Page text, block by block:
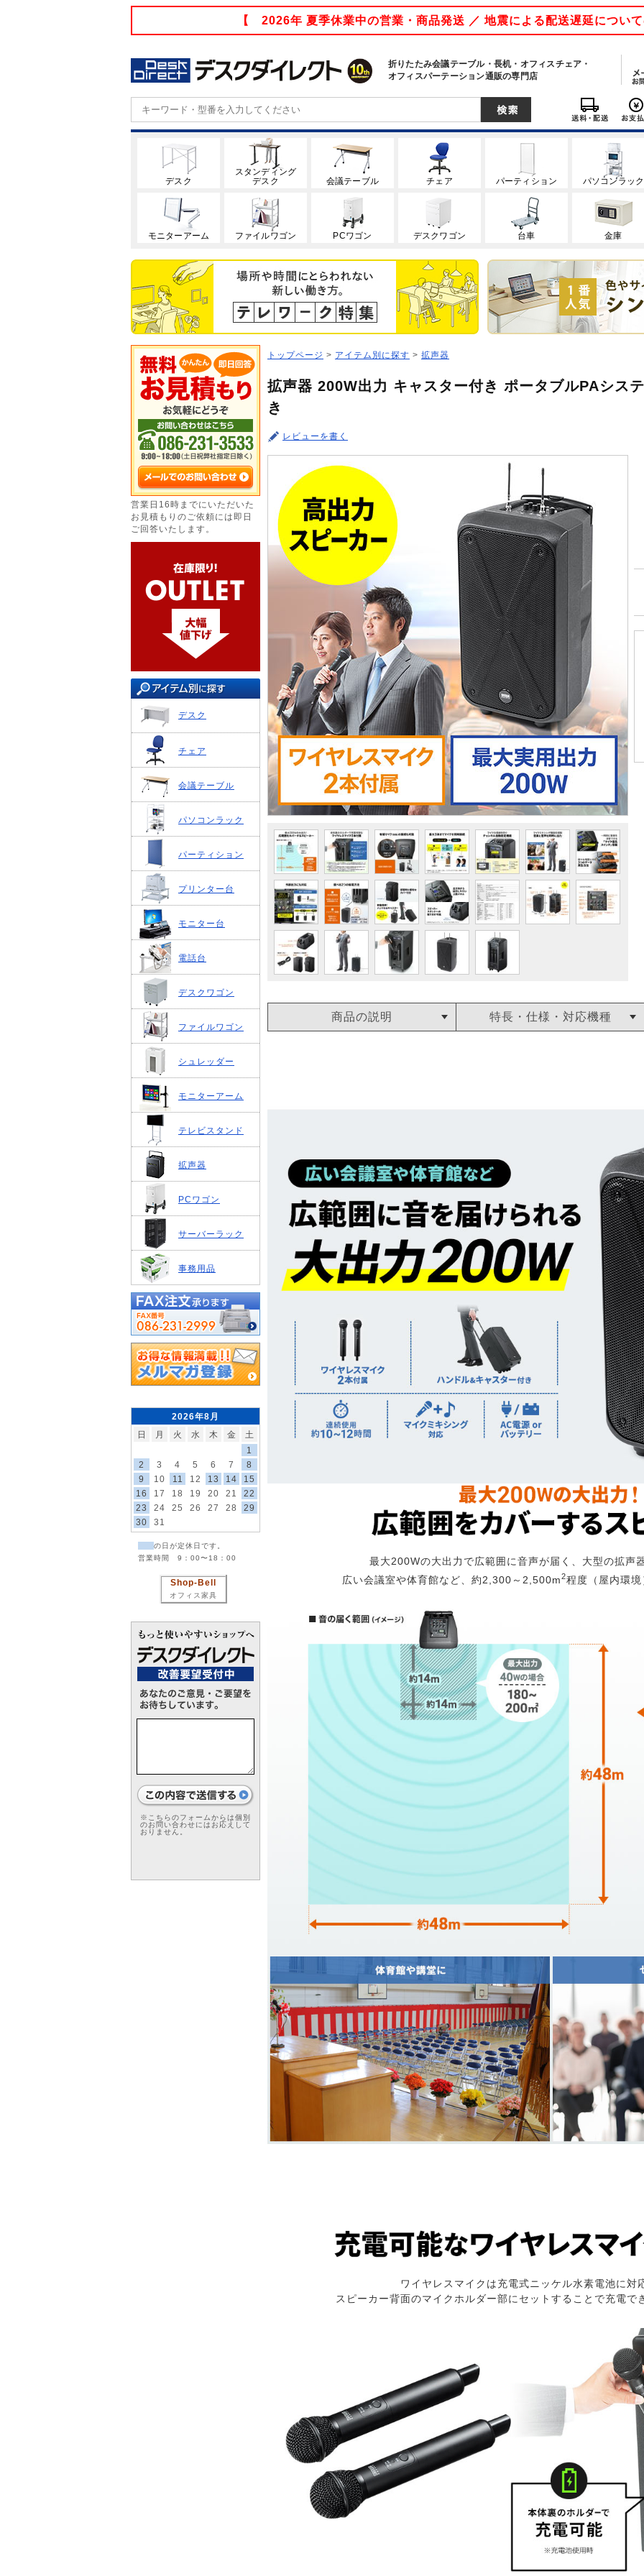
【 2026年 夏季休業中の営業・商品発送 ／ 地震による配送遅延につい
折りたたみ会議テーブル・長机・オフィスチェア・
オフィスパーテーション通販の専門店
デスク
スタンディング
デスク
会議テーブル チェア パーティション パソコンラック
モニターアーム ファイルワゴン PCワゴン デスクワゴン 台車 金庫
営業日16時までにいただいた
お見積もりのご依頼には即日
ご回答いたします。
デスク
チェア
会議テーブル
パソコンラック
パーティション
プリンター台
モニター台
電話台
デスクワゴン
ファイルワゴン
シュレッダー
モニターアーム
テレビスタンド
拡声器
PCワゴン
サーバーラック
事務用品
2026年8月
日
月 火 水 木 金
土
1
2
3 4 5 6 7
8
9
10 11 12 13 14
15
16
17 18 19 20 21
22
23
24 25 26 27 28
29
30
31
の日が定休日です。
営業時間 9：00〜18：00
Shop-Bell
オフィス家具
※こちらのフォームからは個別
のお問い合わせにはお応えして
おりません。
トップページ > アイテム別に探す > 拡声器
拡声器 200W出力 キャスター付き ポータブルPAシス
き
レビューを書く
商品の説明 特長・仕様・対応機種
最大200Wの大出力で広範囲に音声が届く、大型の拡声
広い会議室や体育館など、約2,300～2,500m2程度（屋内環
ワイヤレスマイクは充電式ニッケル水素電池に対
スピーカー背面のマイクホルダー部にセットすることで充電で